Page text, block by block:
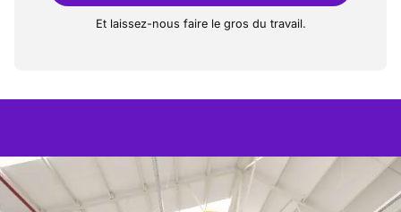
Et laissez-nous faire le gros du travail.